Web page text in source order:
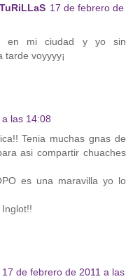
17 de febrero de
en mi ciudad y yo sin
tarde voyyyy¡
las 14:08
Tenia muchas gnas de
asi compartir chuaches
es una maravilla yo lo
17 de febrero de 2011 a las